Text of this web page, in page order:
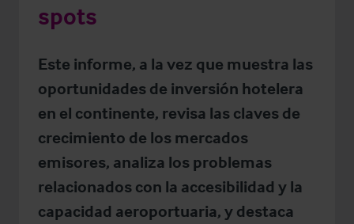
spots
Este informe, a la vez que muestra las
oportunidades de inversión hotelera
en el continente, revisa las claves de
crecimiento de los mercados
emisores, analiza los problemas
relacionados con la accesibilidad y la
capacidad aeroportuaria, y destaca